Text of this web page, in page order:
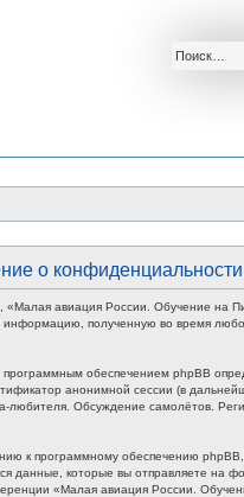
о конфиденциальности
авиация России. Обучение на
полученную во время
обеспечением phpBB
анонимной сессии (в
любителя. Обсуждение самолётов.
к программному обеспечению phpBB,
данные, которые вы отправляете на
«Малая авиация России.